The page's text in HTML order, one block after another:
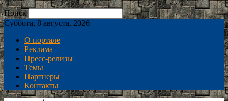
Поиск
Суббота, 8 августа, 2026
О портале
Реклама
Пресс-релизы
Темы
Партнеры
Контакты